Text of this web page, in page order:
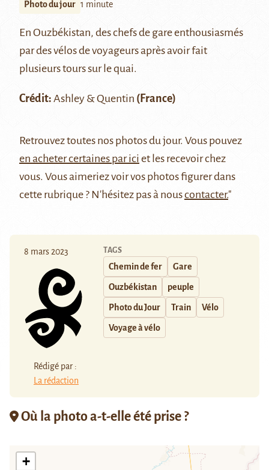
Photo du jour 1 minute
En Ouzbékistan, des chefs de gare enthousiasmés
par des vélos de voyageurs après avoir fait
plusieurs tours sur le quai.
Crédit: Ashley & Quentin (France)
Retrouveztoutes nos photos du jour. Vous pouvez
en acheter certaines par ici et les recevoir chez
vous. Vous aimeriez voir vos photos figurer dans
cette rubrique ? N'hésitez pas à nouscontacter."
8 mars 2023
Rédigé par :
La rédaction
TAGS
Chemin de fer Gare
Ouzbékistan peuple
Photo du Jour Train Vélo
Voyage à vélo
Où la photo a-t-elle été prise ?
+